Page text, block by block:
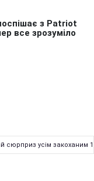
сюрприз усім закоханим